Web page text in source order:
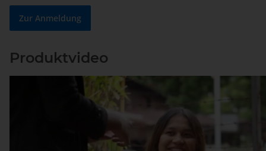
Zur Anmeldung
Produktvideo